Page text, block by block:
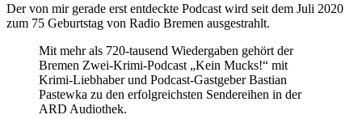
Podcast:
Kein
–
Archiv
aus
Krimi-
Klassikern
Der von mir gerade erst entdeckte Podcast wird seit dem Juli 2020
zum 75 Geburtstag von Radio Bremen ausgestrahlt.
Mit mehr als 720-tausend Wiedergaben gehört der
Bremen Zwei-Krimi-Podcast „Kein Mucks!“ mit
Krimi-Liebhaber und Podcast-Gastgeber Bastian
Pastewka zu den erfolgreichsten Sendereihen in der
ARD Audiothek.